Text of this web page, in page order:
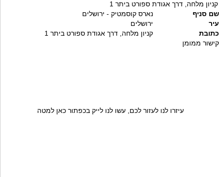
קניון מלחה, דרך אגודת ספורט ביתר 1
שם סניף
נארס קוסמטיק - ירושלים
עיר
ירושלים
כתובת
קניון מלחה, דרך אגודת ספורט ביתר 1
קישור ממומן
עיזרו לנו לעזור לכם, עשו לנו לייק בכפתור כאן למטה